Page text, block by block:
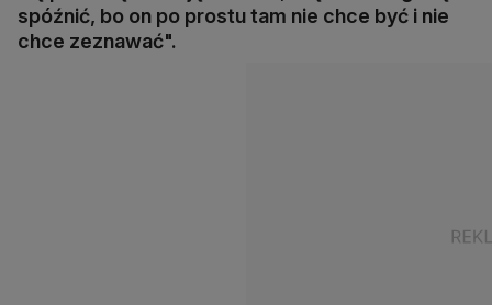
spóźnić, bo on po prostu tam nie chce być i nie
chce zeznawać".